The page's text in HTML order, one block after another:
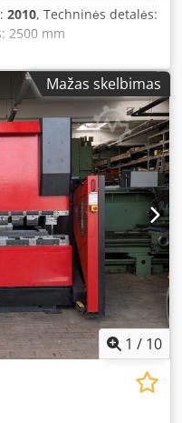
2010, Techninės detalės:
2500 mm
2125 mm Stūklio eiga
mm Bendrasis energijos
bar Išsikišimas: 420 mm
greitis: 10 mm/s
užimamas plotas:
presas, valdomos
įranga, mažai naudotas.
Mažas skelbimas
1 / 10